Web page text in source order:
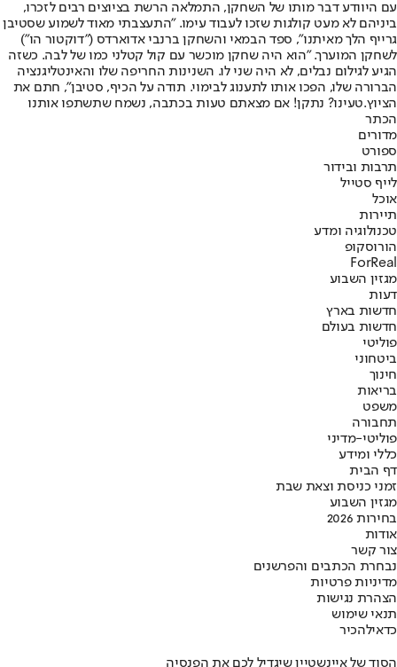
עם היוודע דבר מותו של השחקן, התמלאה הרשת בציוצים רבים לזכרו,
ביניהם לא מעט קולגות שזכו לעבוד עימו. "התעצבתי מאוד לשמוע שסטיבן
גרייף הלך מאיתנו", ספד הבמאי והשחקן ברנבי אדוארדס ("דוקטור הו")
לשחקן המוערך. "הוא היה שחקן מוכשר עם קול קטלני כמו של לבה. כשזה
הגיע לגילום נבלים, לא היה שני לו. השנינות החריפה שלו והאינטליגנציה
הברורה שלו, הפכו אותו לתענוג לבימוי. תודה על הכיף, סטיבן", חתם את
הציוץ.טעינו? נתקן! אם מצאתם טעות בכתבה, נשמח שתשתפו אותנו
הכתר
מדורים
ספורט
תרבות ובידור
לייף סטייל
אוכל
תיירות
טכנולוגיה ומדע
הורוסקופ
ForReal
מגזין השבוע
דעות
חדשות בארץ
חדשות בעולם
פוליטי
ביטחוני
חינוך
בריאות
משפט
תחבורה
פוליטי-מדיני
כללי ומידע
דף הבית
זמני כניסת וצאת שבת
מגזין השבוע
בחירות 2026
אודות
צור קשר
נבחרת הכתבים והפרשנים
מדיניות פרטיות
הצהרת נגישות
תנאי שימוש
כדאילהכיר
הסוד של איינשטיין שיגדיל לכם את הפנסיה